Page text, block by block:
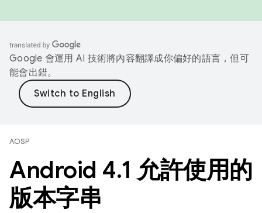
Google 會運用 AI 技術將內容翻譯成你偏好的語言，但可
能會出錯。
AOSP
Android 4.1 允許使用的
版本字串